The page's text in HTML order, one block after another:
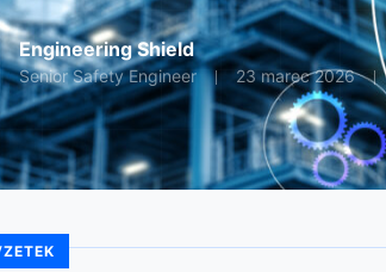
Engineering Shield
Senior Safety Engineer 23 marec 2026